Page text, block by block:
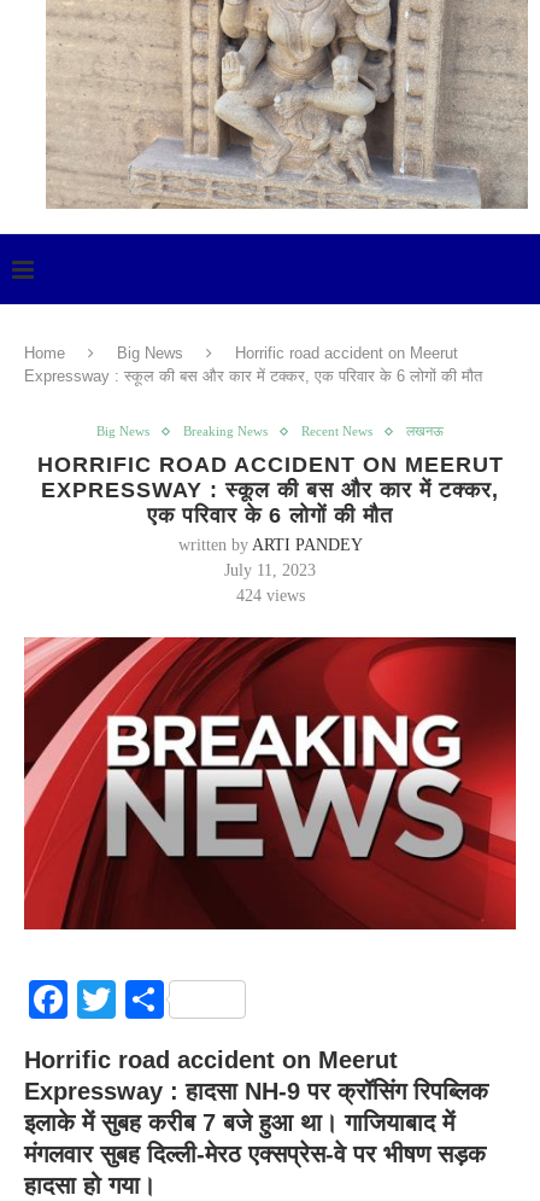
Home Big News
Horrific road accident on Meerut
Expressway : स्कूल की बस और कार में टक्कर, एक परिवार के 6 लोगों की मौत
Big News Breaking News Recent News लखनऊ
HORRIFIC ROAD ACCIDENT ON MEERUT
EXPRESSWAY : स्कूल की बस और कार में टक्कर,
एक परिवार के 6 लोगों की मौत
written by ARTI PANDEY
July 11, 2023
424views
Facebook
Twitter
Share
Horrific road accident on Meerut
Expressway : हादसा NH-9 पर क्रॉसिंग रिपब्लिक
इलाके में सुबह करीब 7 बजे हुआ था। गाजियाबाद में
मंगलवार सुबह दिल्ली-मेरठ एक्सप्रेस-वे पर भीषण सड़क
हादसा हो गया।